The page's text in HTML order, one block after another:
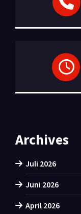
Archives
Juli 2026
Juni 2026
April 2026